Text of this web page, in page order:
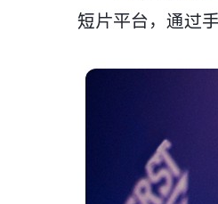
短片平台，通过